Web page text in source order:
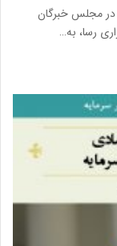
در مجلس خبرگان
رسا، به…